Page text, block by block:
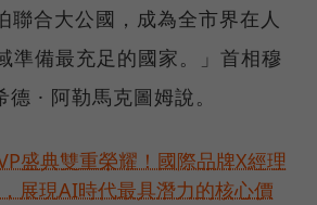
聯合大公國，成為全市界在人
準備最充足的國家。」首相穆
· 阿勒馬克圖姆說。
盛典雙重榮耀！國際品牌X經理
展現AI時代最具潛力的核心價